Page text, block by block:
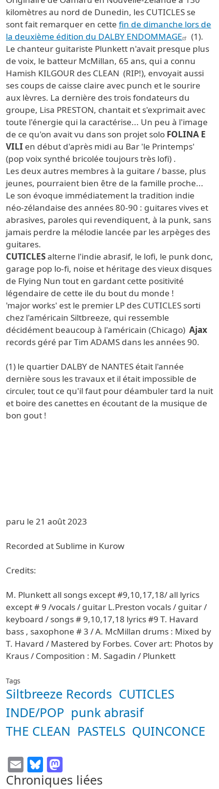
kilomètres au nord de Dunedin, les CUTICLES se
sont fait remarquer en cette fin de dimanche lors de
la deuxième édition du DALBY ENDOMMAGE
(1).
Le chanteur guitariste Plunkett n'avait presque plus
de voix, le batteur McMillan, 65 ans, qui a connu
Hamish KILGOUR des CLEAN (RIP!), envoyait aussi
ses coups de caisse claire avec punch et le sourire
aux lèvres. La dernière des trois fondateurs du
groupe, Lisa PRESTON, chantait et s'exprimait avec
toute l'énergie qui la caractérise... Un peu à l'image
de ce qu'on avait vu dans son projet solo FOLINA E
VILI en début d'après midi au Bar 'le Printemps'
(pop voix synthé bricolée toujours très lofi) .
Les deux autres membres à la guitare / basse, plus
jeunes, pourraient bien être de la famille proche...
Le son évoque immédiatement la tradition indie
néo-zélandaise des années 80-90 : guitares vives et
abrasives, paroles qui revendiquent, à la punk, sans
jamais perdre la mélodie lancée par les arpèges des
guitares.
CUTICLESalterne l'indie abrasif, le lofi, le punk donc,
garage pop lo-fi, noise et héritage des vieux disques
de Flying Nun tout en gardant cette positivité
légendaire de cette ile du bout du monde !
'major works' est le premier LP des CUTICLES sorti
chez l'américain Siltbreeze, qui ressemble
décidément beaucoup à l'américain (Chicago) Ajax
records géré par Tim ADAMS dans les années 90.
(1) le quartier DALBY de NANTES était l'année
dernière sous les travaux et il était impossible de
circuler, tout ce qu'il faut pour déambuler tard la nuit
et boire des canettes en écoutant de la musique de
bon gout !
paru le 21 août 2023
Recorded at Sublime in Kurow
Credits:
M. Plunkett all songs except #9,10,17,18/ all lyrics
except # 9 /vocals / guitar L.Preston vocals / guitar /
keyboard / songs # 9,10,17,18 lyrics #9 T. Havard
bass , saxophone # 3 / A. McMillan drums : Mixed by
T. Havard / Mastered by Forbes. Cover art: Photos by
Kraus / Composition : M. Sagadin / Plunkett
Tags
Siltbreeze Records CUTICLES
INDE/POP punk abrasif
THE CLEAN PASTELS QUINCONCE
EmailBluesky
Chroniques liées